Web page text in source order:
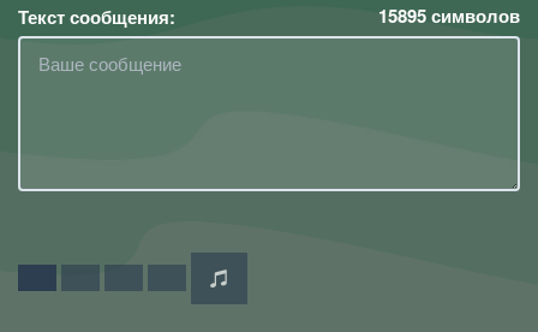
Текст сообщения: 15895символов